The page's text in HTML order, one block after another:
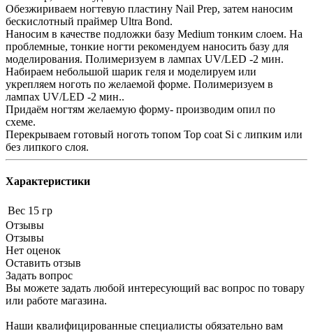
Обезжириваем ногтевую пластину Nail Prep, затем наносим
бескислотный праймер Ultra Bond.
Наносим в качестве подложки базу Medium тонким слоем. На
проблемные, тонкие ногти рекомендуем наносить базу для
моделирования. Полимеризуем в лампах UV/LED -2 мин.
Набираем небольшой шарик геля и моделируем или
укрепляем ноготь по желаемой форме. Полимеризуем в
лампах UV/LED -2 мин..
Придаём ногтям желаемую форму- производим опил по
схеме.
Перекрываем готовый ноготь топом Top coat Si с липким или
без липкого слоя.
Характеристики
Вес 15 гр
Отзывы
Отзывы
Нет оценок
Оставить отзыв
Задать вопрос
Вы можете задать любой интересующий вас вопрос по товару
или работе магазина.
Наши квалифицированные специалисты обязательно вам